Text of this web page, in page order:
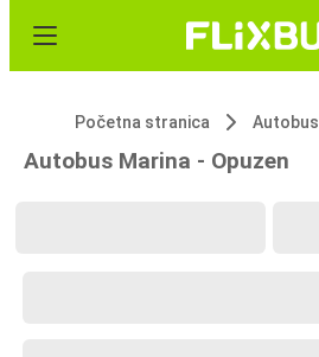
Početna stranica Autobus
Autobus Marina - Opuzen